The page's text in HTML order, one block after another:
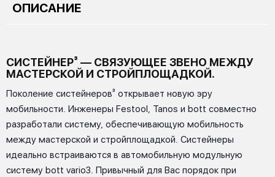
ОПИСАНИЕ
СИСТЕЙНЕР³ — СВЯЗУЮЩЕЕ ЗВЕНО МЕЖДУ
МАСТЕРСКОЙ И СТРОЙПЛОЩАДКОЙ.
Поколение систейнеров³ открывает новую эру
мобильности. Инженеры Festool, Tanos и bott совместно
разработали систему, обеспечивающую мобильность
между мастерской и стройплощадкой. Систейнеры
идеально встраиваются в автомобильную модульную
систему bott vario3. Привычный для Вас порядок при